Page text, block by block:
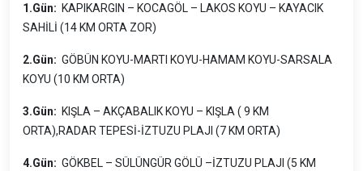
1.Gün: KAPIKARGIN – KOCAGÖL – LAKOS KOYU – KAYACIK
SAHİLİ (14 KM ORTA ZOR)
2.Gün: GÖBÜN KOYU-MARTI KOYU-HAMAM KOYU-SARSALA
KOYU (10 KM ORTA)
3.Gün: KIŞLA – AKÇABALIK KOYU – KIŞLA ( 9 KM
ORTA),RADAR TEPESİ-İZTUZU PLAJI (7 KM ORTA)
4.Gün: GÖKBEL – SÜLÜNGÜR GÖLÜ –İZTUZU PLAJI (5 KM